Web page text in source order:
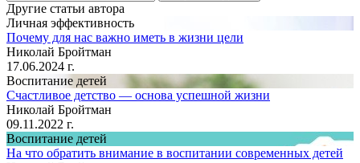
Другие статьи автора
Личная эффективность
Почему для нас важно иметь в жизни цели
Николай Бройтман
17.06.2024 г.
Воспитание детей
Счастливое детство — основа успешной жизни
Николай Бройтман
09.11.2022 г.
Воспитание детей
На что обратить внимание в воспитании современных детей